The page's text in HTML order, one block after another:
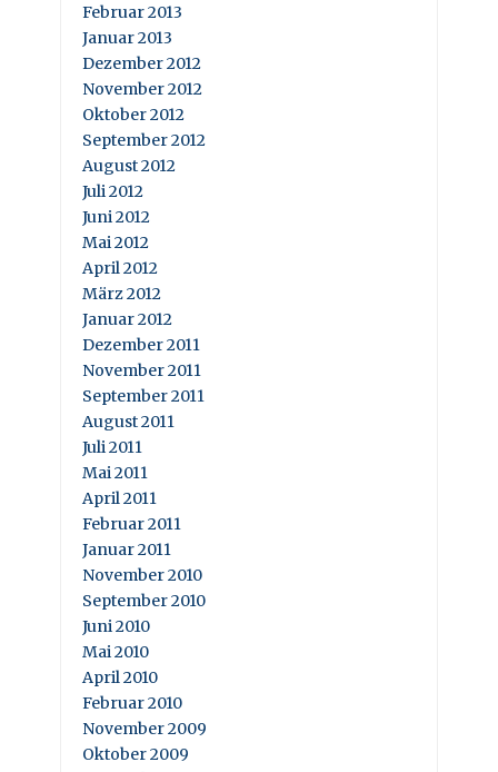
Februar 2013
Januar 2013
Dezember 2012
November 2012
Oktober 2012
September 2012
August 2012
Juli 2012
Juni 2012
Mai 2012
April 2012
März 2012
Januar 2012
Dezember 2011
November 2011
September 2011
August 2011
Juli 2011
Mai 2011
April 2011
Februar 2011
Januar 2011
November 2010
September 2010
Juni 2010
Mai 2010
April 2010
Februar 2010
November 2009
Oktober 2009